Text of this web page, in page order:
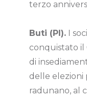
terzo
Buti (PI).I
conquistato il
di
delle elezioni
radunano, al